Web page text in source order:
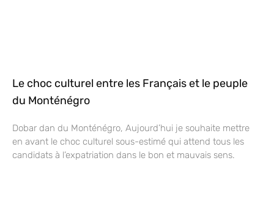
Le choc culturel entre les Français et le peuple
du Monténégro
Dobar dan du Monténégro, Aujourd’hui je souhaite mettre
en avant le choc culturel sous-estimé qui attend tous les
candidats à l’expatriation dans le bon et mauvais sens.